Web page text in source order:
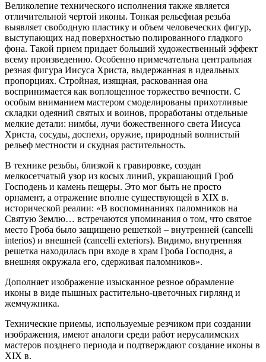
Великолепие технического исполнения также является
отличительной чертой иконы. Тонкая рельефная резьба
выявляет свободную пластику и объем человеческих фигур,
выступающих над поверхностью полированного гладкого
фона. Такой прием придает больший художественный эффект
всему произведению. Особенно примечательна центральная
резная фигура Иисуса Христа, выдержанная в идеальных
пропорциях. Стройная, изящная, раскованная она
воспринимается как воплощенное торжество вечности. С
особым вниманием мастером смоделированы прихотливые
складки одеяний святых и воинов, проработаны отдельные
мелкие детали: нимбы, лучи божественного света Иисуса
Христа, сосуды, доспехи, оружие, природный волнистый
рельеф местности и скудная растительность.
В технике резьбы, близкой к гравировке, создан
мелкосетчатый узор из косых линий, украшающий Гроб
Господень и камень пещеры. Это мог быть не просто
орнамент, а отражение вполне существующей в XIX в.
исторической реалии: «В воспоминаниях паломников на
Святую Землю… встречаются упоминания о том, что святое
место Гроба было защищено решеткой – внутренней (cancelli
interios) и внешней (cancelli exteriors). Видимо, внутренняя
решетка находилась при входе в храм Гроба Господня, а
внешняя окружала его, сдерживая паломников».
Дополняет изображение изысканное резное обрамление
иконы в виде пышных растительно-цветочных гирлянд и
жемчужника.
Технические приемы, используемые резчиком при создании
изображения, имеют аналоги среди работ иерусалимских
мастеров позднего периода и подтверждают создание иконы в
XIX в.